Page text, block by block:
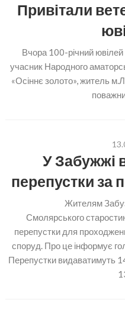
Привітали
Вчора 100-річний
учасник Народного
«Осіннє золото», житель
У Забужжі
перепустки за
Жителям
Смолярського
перепустки для
споруд. Про це інформує
Перепустки видаватимуть